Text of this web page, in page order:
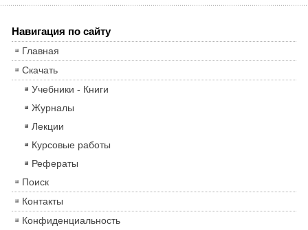
Навигация по сайту
Главная
Скачать
Учебники - Книги
Журналы
Лекции
Курсовые работы
Рефераты
Поиск
Контакты
Конфиденциальность